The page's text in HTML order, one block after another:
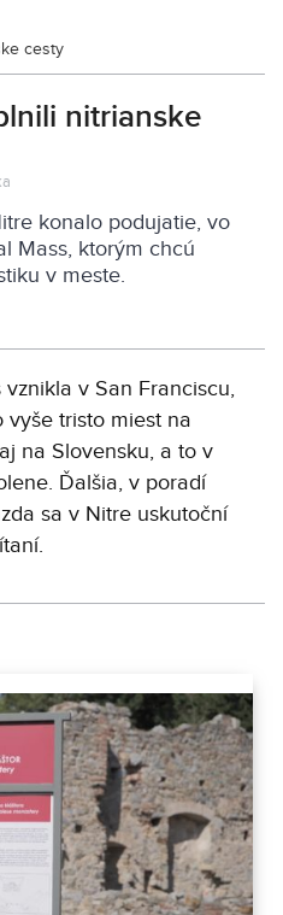
cesty
nitrianske
konalo podujatie, vo
Mass, ktorým chcú
v meste.
v San Franciscu,
vyše tristo miest na
na Slovensku, a to v
Ďalšia, v poradí
sa v Nitre uskutoční